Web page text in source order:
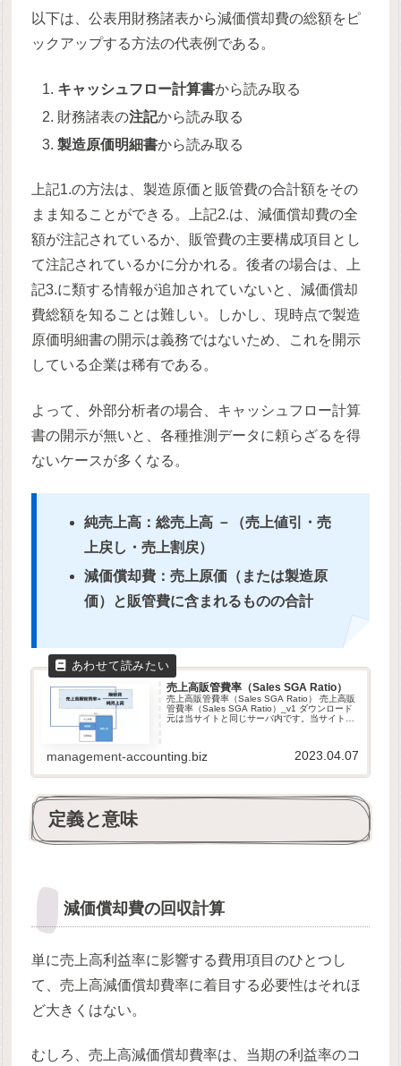
以下は、公表用財務諸表から減価償却費の総額をピ
ックアップする方法の代表例である。
キャッシュフロー計算書から読み取る
財務諸表の注記から読み取る
製造原価明細書から読み取る
上記1.の方法は、製造原価と販管費の合計額をその
まま知ることができる。上記2.は、減価償却費の全
額が注記されているか、販管費の主要構成項目とし
て注記されているかに分かれる。後者の場合は、上
記3.に類する情報が追加されていないと、減価償却
費総額を知ることは難しい。しかし、現時点で製造
原価明細書の開示は義務ではないため、これを開示
している企業は稀有である。
よって、外部分析者の場合、キャッシュフロー計算
書の開示が無いと、各種推測データに頼らざるを得
ないケースが多くなる。
純売上高：総売上高 －（売上値引・売
上戻し・売上割戻）
減価償却費：売上原価（または製造原
価）と販管費に含まれるものの合計
売上高販管費率（Sales SGA Ratio）
売上高販管費率（Sales SGA Ratio） 売上高販
管費率（Sales SGA Ratio）_v1 ダウンロード
元は当サイトと同じサーバ内です。当サイト
management-accounting.biz 2023.04.07
定義と意味
減価償却費の回収計算
単に売上高利益率に影響する費用項目のひとつし
て、売上高減価償却費率に着目する必要性はそれほ
ど大きくはない。
むしろ、売上高減価償却費率は、当期の利益率のコ